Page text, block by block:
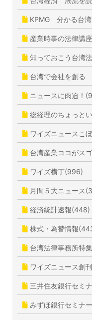
KPMG 分かる台
産業時事の法律講
知っておこう台湾
台湾で会社を創る
ニュースに肉迫！
総経理のちょっと
ワイズニュースこ
台湾産業ココがス
ワイズ横丁(996)
月間５大ニュース
経済統計速報(448)
株式・為替情報
台湾法律事務所特
ワイズニュース創
三井住友銀行セミ
みずほ銀行セミナ